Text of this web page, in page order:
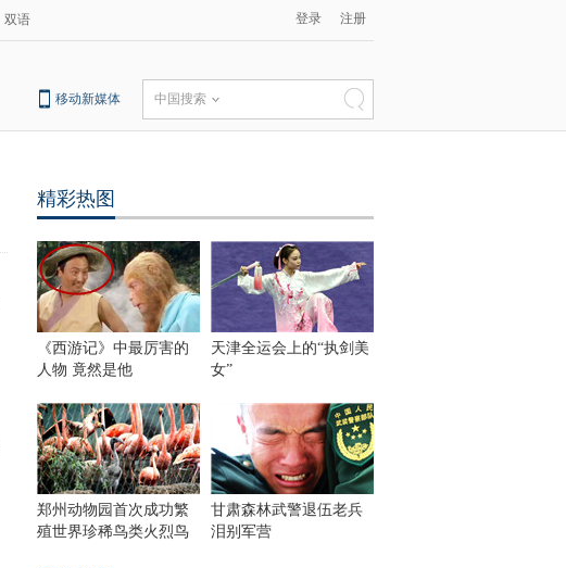
双语 登录 注册
移动新媒体 中国搜索
精彩热图
《西游记》中最厉害的
人物 竟然是他
天津全运会上的“执剑美
女”
郑州动物园首次成功繁
殖世界珍稀鸟类火烈鸟
甘肃森林武警退伍老兵
泪别军营